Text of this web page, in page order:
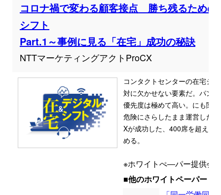
コロナ禍で変わる顧客接点 勝ち残るための
シフト
Part.1～事例に見る「在宅」成功の秘訣
NTTマーケティングアクトProCX
コンタクトセンターの在宅シ
対に欠かせない要素だ。パン
優先度は極めて高い。にも関
危険にさらしたまま運営した
Xが成功した、400席を超える
める。
※ホワイトぺ―パー提供会
■他のホワイトペーパー